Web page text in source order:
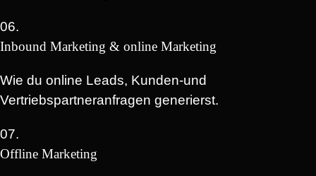
06.
Inbound Marketing & online Marketing
Wie du online Leads, Kunden-und
Vertriebspartneranfragen generierst.
07.
Offline Marketing